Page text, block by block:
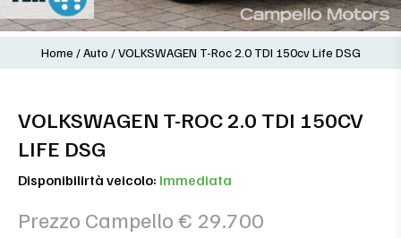
Home /Auto /VOLKSWAGEN T-Roc 2.0 TDI 150cv Life DSG
VOLKSWAGEN T-ROC 2.0 TDI 150CV
LIFE DSG
Disponibilirtà veicolo: Immediata
Prezzo Campello € 29.700